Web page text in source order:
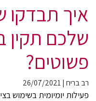
איך תבדקו
פשוטים?
רב בריח |
26/07/2021
פעילות יומיומית בשימוש